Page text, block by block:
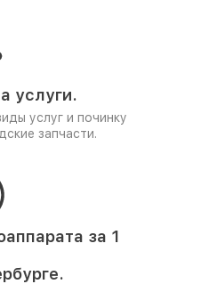
услуги.
услуг и починку
запчасти.
за 1